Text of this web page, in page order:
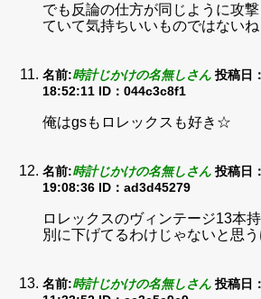
でも反論の仕方が同じように攻
ていて気持ちいいものではないね
名前:時計じかけの名無しさん 投稿日
18:52:11 ID：044c3c8f1
俺はgsもロレックスも好き☆
名前:時計じかけの名無しさん 投稿日
19:08:36 ID：ad3d45279
ロレックスのヴィンテージ13本
別に下げてるわけじゃないと思
名前:時計じかけの名無しさん 投稿日